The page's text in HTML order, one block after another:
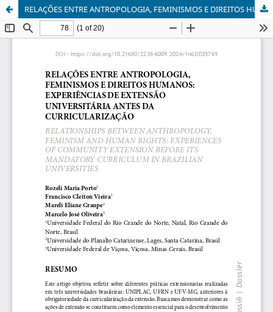
RELAÇÕES ENTRE ANTROPOLOGIA, FEMINISMOS E DIREITOS HUMANOS: